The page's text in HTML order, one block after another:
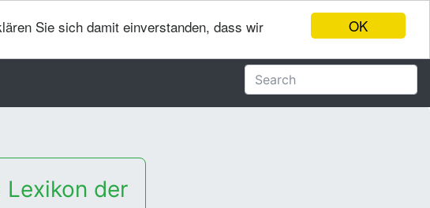
OK
Sie sich damit einverstanden, dass wir
Lexikon der